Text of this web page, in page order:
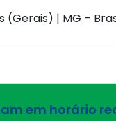
(Gerais) | MG –
em horário